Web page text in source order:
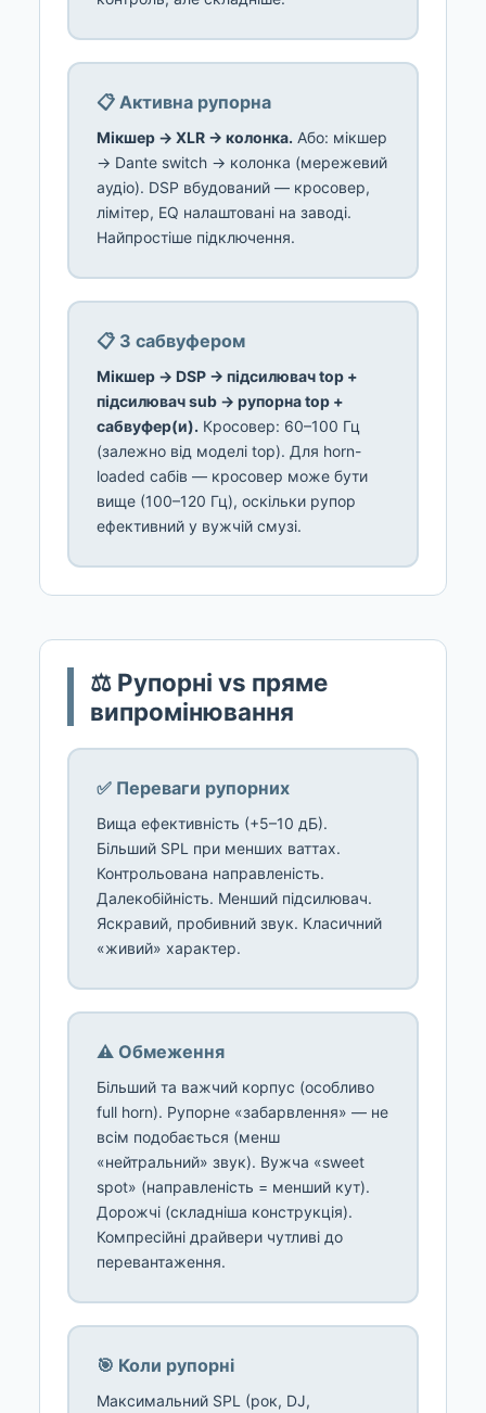
📋 Активна рупорна
Мікшер → XLR → колонка. Або: мікшер
→ Dante switch → колонка (мережевий
аудіо). DSP вбудований — кросовер,
лімітер, EQ налаштовані на заводі.
Найпростіше підключення.
📋 З сабвуфером
Мікшер → DSP → підсилювач top +
підсилювач sub → рупорна top +
сабвуфер(и). Кросовер: 60–100 Гц
(залежно від моделі top). Для horn-
loaded сабів — кросовер може бути
вище (100–120 Гц), оскільки рупор
ефективний у вужчій смузі.
⚖️ Рупорні vs пряме
випромінювання
✅ Переваги рупорних
Вища ефективність (+5–10 дБ).
Більший SPL при менших ваттах.
Контрольована направленість.
Далекобійність. Менший підсилювач.
Яскравий, пробивний звук. Класичний
«живий» характер.
⚠️ Обмеження
Більший та важчий корпус (особливо
full horn). Рупорне «забарвлення» — не
всім подобається (менш
«нейтральний» звук). Вужча «sweet
spot» (направленість = менший кут).
Дорожчі (складніша конструкція).
Компресійні драйвери чутливі до
перевантаження.
🎯 Коли рупорні
Максимальний SPL (рок, DJ,